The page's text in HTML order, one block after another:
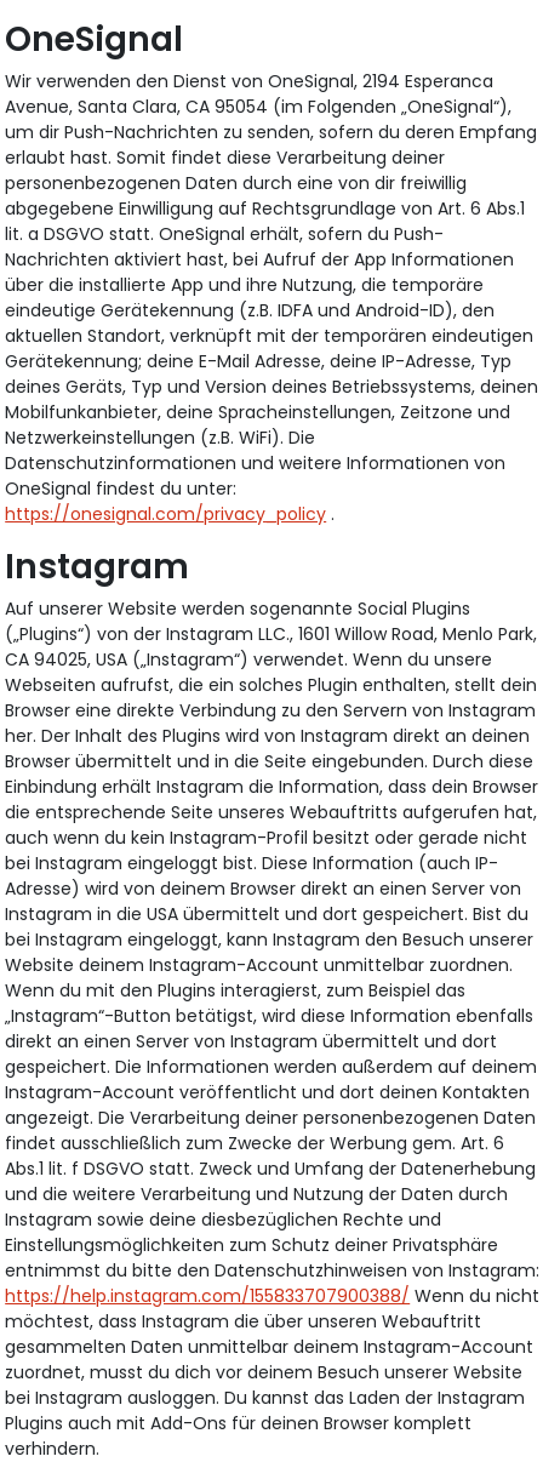
OneSignal
Wir verwenden den Dienst von OneSignal, 2194 Esperanca
Avenue, Santa Clara, CA 95054 (im Folgenden „OneSignal“),
um dir Push-Nachrichten zu senden, sofern du deren Empfang
erlaubt hast. Somit findet diese Verarbeitung deiner
personenbezogenen Daten durch eine von dir freiwillig
abgegebene Einwilligung auf Rechtsgrundlage von Art. 6 Abs.1
lit. a DSGVO statt. OneSignal erhält, sofern du Push-
Nachrichten aktiviert hast, bei Aufruf der App Informationen
über die installierte App und ihre Nutzung, die temporäre
eindeutige Gerätekennung (z.B. IDFA und Android-ID), den
aktuellen Standort, verknüpft mit der temporären eindeutigen
Gerätekennung; deine E-Mail Adresse, deine IP-Adresse, Typ
deines Geräts, Typ und Version deines Betriebssystems, deinen
Mobilfunkanbieter, deine Spracheinstellungen, Zeitzone und
Netzwerkeinstellungen (z.B. WiFi). Die
Datenschutzinformationen und weitere Informationen von
OneSignal findest du unter:
https://onesignal.com/privacy_policy .
Instagram
Auf unserer Website werden sogenannte Social Plugins
(„Plugins“) von der Instagram LLC., 1601 Willow Road, Menlo Park,
CA 94025, USA („Instagram“) verwendet. Wenn du unsere
Webseiten aufrufst, die ein solches Plugin enthalten, stellt dein
Browser eine direkte Verbindung zu den Servern von Instagram
her. Der Inhalt des Plugins wird von Instagram direkt an deinen
Browser übermittelt und in die Seite eingebunden. Durch diese
Einbindung erhält Instagram die Information, dass dein Browser
die entsprechende Seite unseres Webauftritts aufgerufen hat,
auch wenn du kein Instagram-Profil besitzt oder gerade nicht
bei Instagram eingeloggt bist. Diese Information (auch IP-
Adresse) wird von deinem Browser direkt an einen Server von
Instagram in die USA übermittelt und dort gespeichert. Bist du
bei Instagram eingeloggt, kann Instagram den Besuch unserer
Website deinem Instagram-Account unmittelbar zuordnen.
Wenn du mit den Plugins interagierst, zum Beispiel das
„Instagram“-Button betätigst, wird diese Information ebenfalls
direkt an einen Server von Instagram übermittelt und dort
gespeichert. Die Informationen werden außerdem auf deinem
Instagram-Account veröffentlicht und dort deinen Kontakten
angezeigt. Die Verarbeitung deiner personenbezogenen Daten
findet ausschließlich zum Zwecke der Werbung gem. Art. 6
Abs.1 lit. f DSGVO statt. Zweck und Umfang der Datenerhebung
und die weitere Verarbeitung und Nutzung der Daten durch
Instagram sowie deine diesbezüglichen Rechte und
Einstellungsmöglichkeiten zum Schutz deiner Privatsphäre
entnimmst du bitte den Datenschutzhinweisen von Instagram:
https://help.instagram.com/155833707900388/ Wenn du nicht
möchtest, dass Instagram die über unseren Webauftritt
gesammelten Daten unmittelbar deinem Instagram-Account
zuordnet, musst du dich vor deinem Besuch unserer Website
bei Instagram ausloggen. Du kannst das Laden der Instagram
Plugins auch mit Add-Ons für deinen Browser komplett
verhindern.